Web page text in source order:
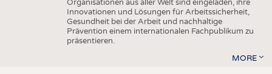
Organisationen aus aller Welt sind eingeladen, ihre
Innovationen und Lösungen für Arbeitssicherheit,
Gesundheit bei der Arbeit und nachhaltige
Prävention einem internationalen Fachpublikum zu
präsentieren.
MORE